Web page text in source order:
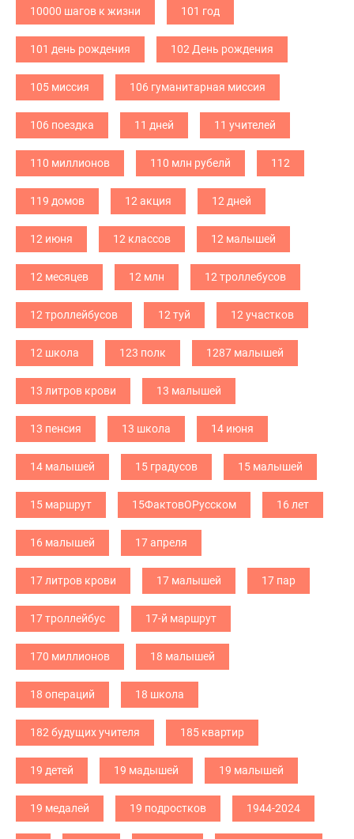
10000 шагов к жизни 101 год
101 день рождения 102 День рождения
105 миссия 106 гуманитарная миссия
106 поездка 11 дней 11 учителей
110 миллионов 110 млн рубелй 112
119 домов 12 акция 12 дней
12 июня 12 классов 12 малышей
12 месяцев 12 млн 12 троллебусов
12 троллейбусов 12 туй 12 участков
12 школа 123 полк 1287 малышей
13 литров крови 13 малышей
13 пенсия 13 школа 14 июня
14 малышей 15 градусов 15 малышей
15 маршрут 15ФактовОРусском 16 лет
16 малышей 17 апреля
17 литров крови 17 малышей 17 пар
17 троллейбус 17-й маршрут
170 миллионов 18 малышей
18 операций 18 школа
182 будущих учителя 185 квартир
19 детей 19 мадышей 19 малышей
19 медалей 19 подростков 1944-2024